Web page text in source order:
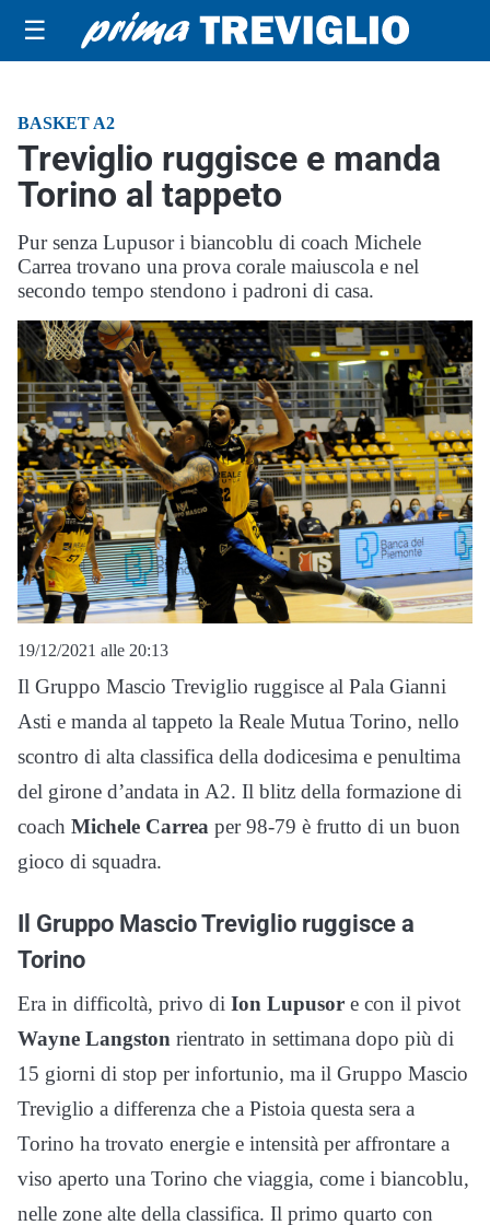
☰
BASKET A2
Treviglio ruggisce e manda
Torino al tappeto
Pur senza Lupusor i biancoblu di coach Michele
Carrea trovano una prova corale maiuscola e nel
secondo tempo stendono i padroni di casa.
19/12/2021 alle 20:13
Il Gruppo Mascio Treviglio ruggisce al Pala Gianni
Asti e manda al tappeto la Reale Mutua Torino, nello
scontro di alta classifica della dodicesima e penultima
del girone d’andata in A2. Il blitz della formazione di
coach Michele Carrea per 98-79 è frutto di un buon
gioco di squadra.
Il Gruppo Mascio Treviglio ruggisce a
Torino
Era in difficoltà, privo di Ion Lupusor e con il pivot
Wayne Langston rientrato in settimana dopo più di
15 giorni di stop per infortunio, ma il Gruppo Mascio
Treviglio a differenza che a Pistoia questa sera a
Torino ha trovato energie e intensità per affrontare a
viso aperto una Torino che viaggia, come i biancoblu,
nelle zone alte della classifica. Il primo quarto con